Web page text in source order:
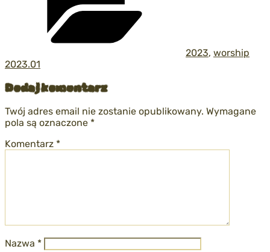
2023, worship
2023.01
Dodaj komentarz
Twój adres email nie zostanie opublikowany. Wymagane
pola są oznaczone *
Komentarz *
Nazwa *